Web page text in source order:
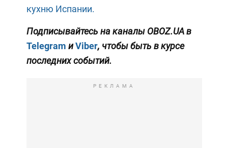
кухню Испании.
Подписывайтесь на каналы OBOZ.UA в
Telegram иViber, чтобы быть в курсе
последних событий.
РЕКЛАМА